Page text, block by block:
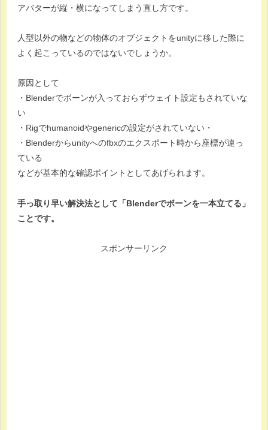
アバターが縦・横になってしまう直し方です。
人型以外の物などの物体のオブジェクトをunityに移した際に
よく起こっているのではないでしょうか。
原因として
・Blenderでボーンが入っておらずウェイト設定もされていな
い
・Rigでhumanoidやgenericの設定がされていない・
・Blenderからunityへのfbxのエクスポート時から座標が違っ
ている
などが基本的な確認ポイントとしてあげられます。
手っ取り早い解決法として「Blenderでボーンを一本立てる」
ことです。
スポンサーリンク